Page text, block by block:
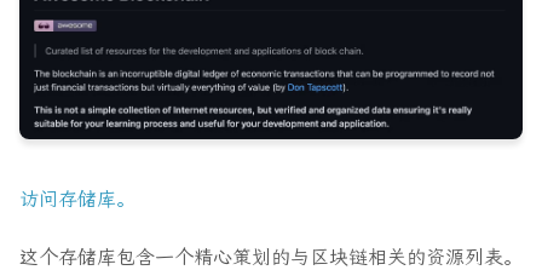
访问存储库。
这个存储库包含一个精心策划的与区块链相关的资源列表。